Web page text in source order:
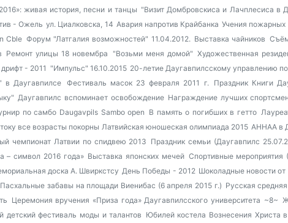
живая история, песни и танцы "Визит Домбровскиса и Лачплесиса в
- Ожель ул. Циалковска, 14 Авария напротив Крайбанка Учения пожарных
Cble Форум "Латгалия возможностей" 11.04.2012. Выставка чайников
Ремонт улицы 18 новембра "Возьми меня домой" Художественная
- 2011 "Импульс" 16.10.2015 20-летие Даугавпилсскому управлению
в Даугавпилсе Фестиваль масок 23 февраля 2011 г. Праздник Книги
Даугавпилс вспоминает освобождение Награждение лучших
по самбо Daugavpils Sambo open В память о погибших в гетто
все возрасты покорны Латвийская юношеская олимпиада 2015 AHHAA в
чемпионат Латвии по спидвею 2013 Праздник семьи (Даугавпилс
– символ 2016 года» Выставка японских мечей Спортивные мероприятия
доска А. Швиркстсу День Победы - 2012 Шоколадные новости от
Пасхальные забавы на площади Виенибас (6 апреля 2015 г.) Русская
Церемония вручения «Приза года» Даугавпилсского университета ~8~
детский фестиваль моды и талантов Юбилей костела Вознесения Христа